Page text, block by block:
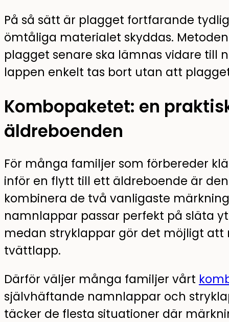
På så sätt är plagget fortfarande
ömtåliga materialet skyddas.
plagget senare ska lämnas vidare till
lappen enkelt tas bort utan att
Kombopaketet: en
äldreboenden
För många familjer som förbereder
inför en flytt till ett äldreboende är
kombinera de två vanligaste
namnlappar passar perfekt på släta
medan stryklappar gör det möjligt att
tvättlapp.
Därför väljer många familjer vårt
självhäftande namnlappar och
täcker de flesta situationer där